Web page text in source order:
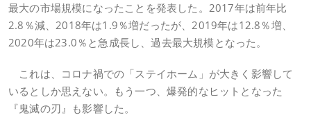
最大の市場規模になったことを発表した。2017年は前年比
2.8％減、2018年は1.9％増だったが、2019年は12.8％増、
2020年は23.0％と急成長し、過去最大規模となった。
これは、コロナ禍での「ステイホーム」が大きく影響して
いるとしか思えない。もう一つ、爆発的なヒットとなった
『鬼滅の刃』も影響した。